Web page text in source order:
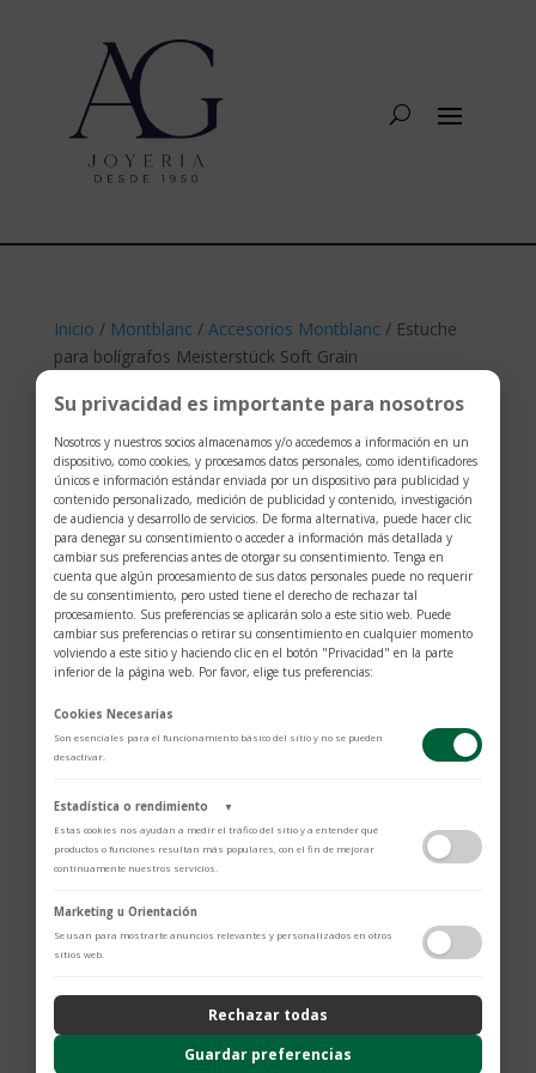
Inicio / Montblanc / Accesorios Montblanc / Estuche
para bolígrafos Meisterstück Soft Grain
$206
Estuche para almacenar 2 artículos de escritura
Combinación de cuero granulado y liso Piel de
vacuno, curtido cromo, teñida en profundidad
otón de presión
Su privacidad es importante para nosotros
Nosotros y nuestros socios almacenamos y/o accedemos a información en un
dispositivo, como cookies, y procesamos datos personales, como identificadores
únicos e información estándar enviada por un dispositivo para publicidad y
contenido personalizado, medición de publicidad y contenido, investigación
de audiencia y desarrollo de servicios. De forma alternativa, puede hacer clic
para denegar su consentimiento o acceder a información más detallada y
cambiar sus preferencias antes de otorgar su consentimiento. Tenga en
cuenta que algún procesamiento de sus datos personales puede no requerir
de su consentimiento, pero usted tiene el derecho de rechazar tal
procesamiento. Sus preferencias se aplicarán solo a este sitio web. Puede
cambiar sus preferencias o retirar su consentimiento en cualquier momento
volviendo a este sitio y haciendo clic en el botón "Privacidad" en la parte
inferior de la página web. Por favor, elige tus preferencias:
Cookies Necesarias
Son esenciales para el funcionamiento básico del sitio y no se pueden
desactivar.
Estadística o rendimiento
▼
Estas cookies nos ayudan a medir el tráfico del sitio y a entender qué
productos o funciones resultan más populares, con el fin de mejorar
continuamente nuestros servicios.
Adobe Analytics
Utilizamos Adobe Analytics para recopilar datos de uso anónimos, lo que
nos permite analizar el rendimiento de nuestro contenido y las
Proporciona análisis avanzado de la experiencia del usuario (UX),
incluyendo mapas de calor, análisis de zona, grabaciones de sesión
Marketing u Orientación
Se usan para mostrarte anuncios relevantes y personalizados en otros
sitios web.
Rechazar todas
Guardar preferencias